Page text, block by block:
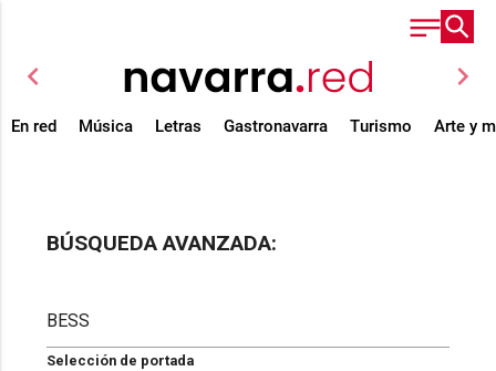
chevron_left chevron_right
En red Música Letras Gastronavarra Turismo Arte y
BÚSQUEDA AVANZADA:
Selección de portada